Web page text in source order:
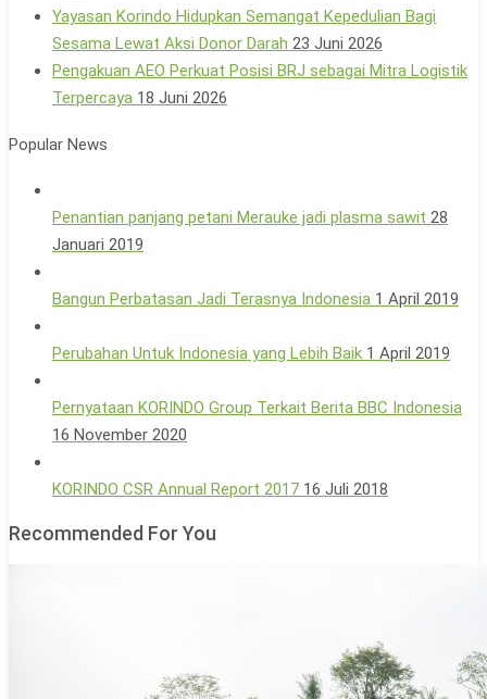
Yayasan Korindo Hidupkan Semangat Kepedulian Bagi
Sesama Lewat Aksi Donor Darah 23 Juni 2026
Pengakuan AEO Perkuat Posisi BRJ sebagai Mitra Logistik
Terpercaya 18 Juni 2026
Popular News
Penantian panjang petani Merauke jadi plasma sawit 28
Januari 2019
Bangun Perbatasan Jadi Terasnya Indonesia 1 April 2019
Perubahan Untuk Indonesia yang Lebih Baik 1 April 2019
Pernyataan KORINDO Group Terkait Berita BBC Indonesia
16 November 2020
KORINDO CSR Annual Report 2017 16 Juli 2018
Recommended For You